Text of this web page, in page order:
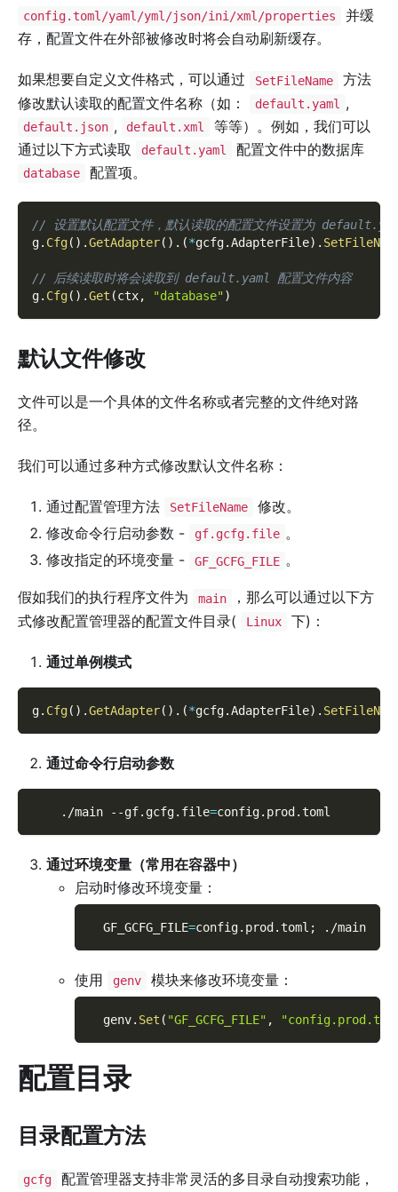
config.toml/yaml/yml/json/ini/xml/properties
并缓
存，配置文件在外部被修改时将会自动刷新缓存。
如果想要自定义文件格式，可以通过 SetFileName
方法
修改默认读取的配置文件名称（如：
default.yaml ,
default.json , default.xml
等等）。例如，我们可以
通过以下方式读取
default.yaml 配置文件中的数据库
database 配置项。
// 设置默认配置文件，默认读取的配置文件设置为
g. Cfg( ) .GetAdapter( ) . (*gcfg.AdapterFile) .
// 后续读取时将会读取到 default.yaml 配置文件内容
g. Cfg( ) .Get (ctx, "database")
默认文件修改
文件可以是一个具体的文件名称或者完整的文件绝对路
径。
我们可以通过多种方式修改默认文件名称：
通过配置管理方法 SetFileName
修改。
修改命令行启动参数 -
gf.gcfg.file 。
修改指定的环境变量 -
GF_GCFG_FILE 。
假如我们的执行程序文件为 main
，那么可以通过以下方
式修改配置管理器的配置文件目录(
Linux 下)：
通过单例模式
g. Cfg( ) .GetAdapter( ) . (*gcfg.AdapterFile) .
通过命令行启动参数
    ./main
--gf.gcfg.file=config.prod.toml
通过环境变量（常用在容器中）
启动时修改环境变量：
GF_GCFG_FILE=config.prod.toml ; ./main
使用 genv 模块来修改环境变量：
  genv
. Set ( "GF_GCFG_FILE" ,
配置目录
目录配置方法
gcfg
配置管理器支持非常灵活的多目录自动搜索功能，